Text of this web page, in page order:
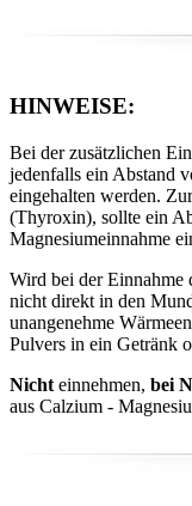
HINWEISE:
Bei der zusätzlichen
jedenfalls ein Abstand
eingehalten werden.
(Thyroxin), sollte ein
Magnesiumeinnahme
Wird bei der Einnahme
nicht direkt in den
unangenehme
Pulvers in ein Getränk
Nicht einnehmen, bei
aus Calzium -